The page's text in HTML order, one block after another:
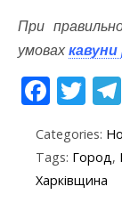
При
умовах
F
e
b
T
itt
er
Categories:
Tags: Город,
Харківщина